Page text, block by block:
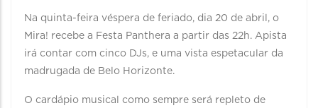
Na quinta-feira véspera de feriado, dia 20 de abril, o
Mira! recebe a Festa Panthera a partir das 22h. Apista
irá contar com cinco DJs, e uma vista espetacular da
madrugada de Belo Horizonte.
O cardápio musical como sempre será repleto de